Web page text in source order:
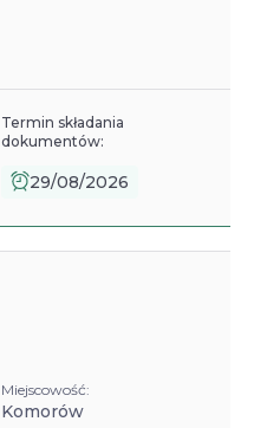
Termin składania
dokumentów:
29/08/2026
Miejscowość:
Komorów